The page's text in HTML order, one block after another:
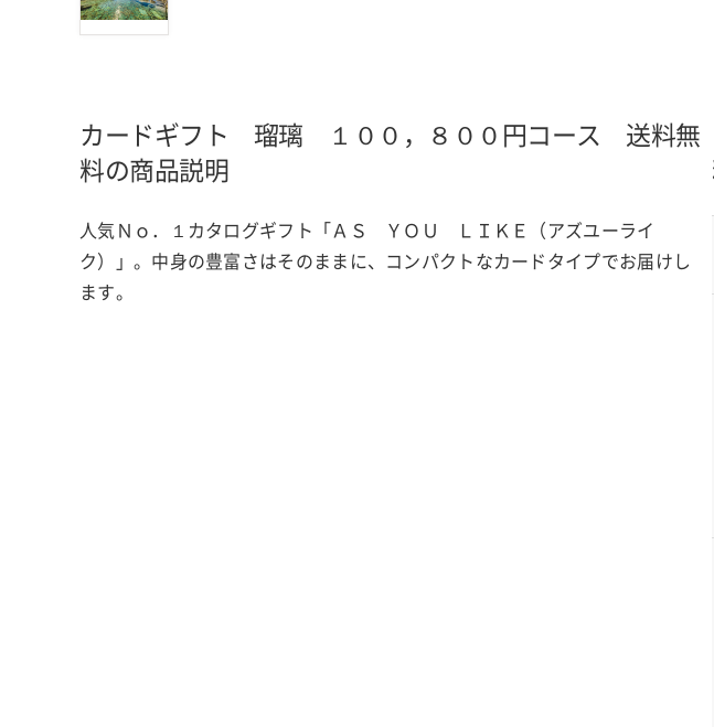
カードギフト 瑠璃 １００，８００円コース 送料無
料の商品説明
人気Ｎｏ．１カタログギフト「ＡＳ ＹＯＵ ＬＩＫＥ（アズユーライ
ク）」。中身の豊富さはそのままに、コンパクトなカードタイプでお届けし
ます。